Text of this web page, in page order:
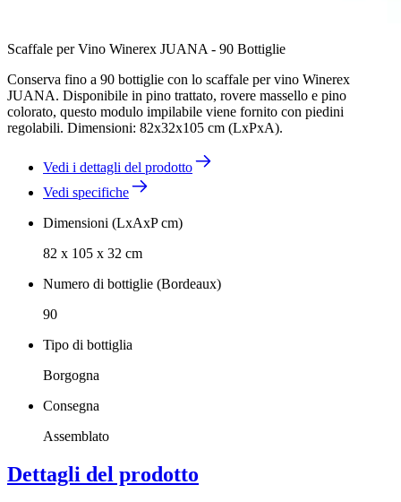
Scaffale per Vino Winerex JUANA - 90 Bottiglie
Conserva fino a 90 bottiglie con lo scaffale per vino Winerex
JUANA. Disponibile in pino trattato, rovere massello e pino
colorato, questo modulo impilabile viene fornito con piedini
regolabili. Dimensioni: 82x32x105 cm (LxPxA).
Vedi i dettagli del prodotto
Vedi specifiche
Dimensioni (LxAxP cm)
82 x 105 x 32 cm
Numero di bottiglie (Bordeaux)
90
Tipo di bottiglia
Borgogna
Consegna
Assemblato
Dettagli del prodotto